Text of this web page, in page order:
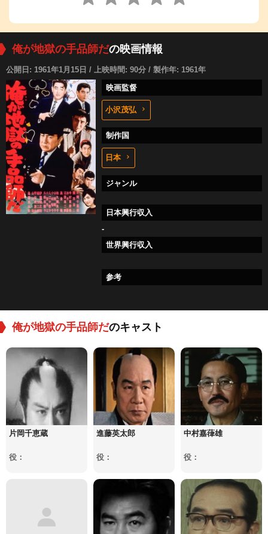
俺が地獄の手品師だの映画情報
公開日: 1961年1月15日 / 上映時間: 90分 / 製作年: 1961年
映画監督
小沢茂弘
制作国
日本
ジャンル
日本興行収入
-
世界興行収入
参考
俺が地獄の手品師だのキャスト
片岡千恵蔵
役：
進藤英太郎
役：
中村嘉葎雄
役：